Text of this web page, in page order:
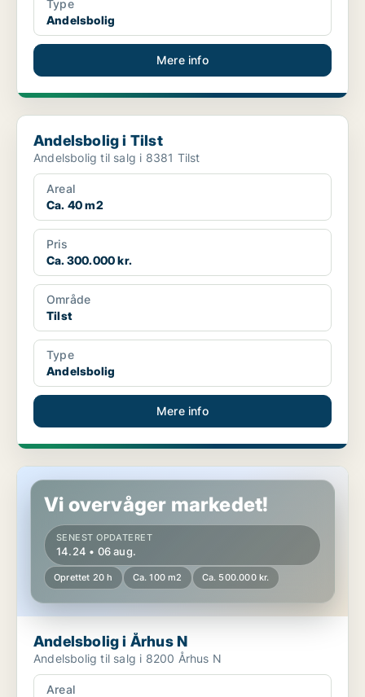
Type
Andelsbolig
Mere info
Andelsbolig i Tilst
Andelsbolig i Tilst
Andelsbolig til salg i 8381 Tilst
Areal
Ca. 40 m2
Pris
Ca. 300.000 kr.
Område
Tilst
Type
Andelsbolig
Mere info
Andelsbolig i Århus N
Vi overvåger markedet!
SENEST OPDATERET
14.24 • 06 aug.
Oprettet 20 h Ca. 100 m2 Ca. 500.000 kr.
Andelsbolig i Århus N
Andelsbolig til salg i 8200 Århus N
Areal